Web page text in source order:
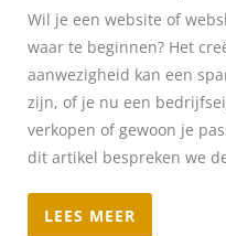
Wil je een website of
waar te beginnen? Het
aanwezigheid kan een
zijn, of je nu een
verkopen of gewoon je
dit artikel bespreken we
LEES MEER